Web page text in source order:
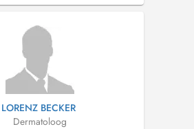
LORENZ BECKER
Dermatoloog